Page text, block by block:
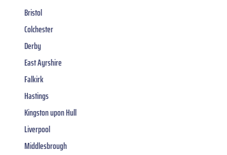
Bristol
Colchester
Derby
East Ayrshire
Falkirk
Hastings
Kingston upon Hull
Liverpool
Middlesbrough